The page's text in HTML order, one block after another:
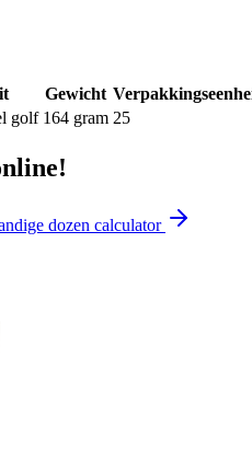
Gewicht
golf 164 gram 25
dozen calculator